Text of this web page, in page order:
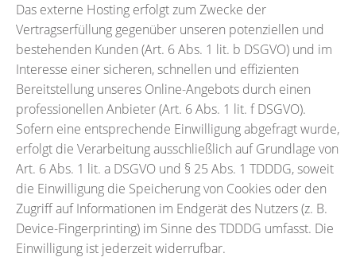
Das externe Hosting erfolgt zum Zwecke der
Vertragserfüllung gegenüber unseren potenziellen und
bestehenden Kunden (Art. 6 Abs. 1 lit. b DSGVO) und im
Interesse einer sicheren, schnellen und effizienten
Bereitstellung unseres Online-Angebots durch einen
professionellen Anbieter (Art. 6 Abs. 1 lit. f DSGVO).
Sofern eine entsprechende Einwilligung abgefragt wurde,
erfolgt die Verarbeitung ausschließlich auf Grundlage von
Art. 6 Abs. 1 lit. a DSGVO und § 25 Abs. 1 TDDDG, soweit
die Einwilligung die Speicherung von Cookies oder den
Zugriff auf Informationen im Endgerät des Nutzers (z. B.
Device-Fingerprinting) im Sinne des TDDDG umfasst. Die
Einwilligung ist jederzeit widerrufbar.